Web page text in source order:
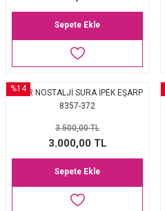
Sepete Ekle
%14
AKER NOSTALJİ SURA İPEK EŞARP
8357-372
3.500,00 TL
3.000,00 TL
Sepete Ekle